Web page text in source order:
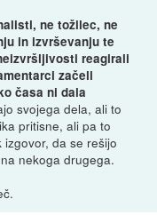
ne tožilec, ne
in izvrševanju te
reagirali
začeli
časa ni dala
svojega dela, ali to
pritisne, ali pa to
da se rešijo
nekoga drugega.